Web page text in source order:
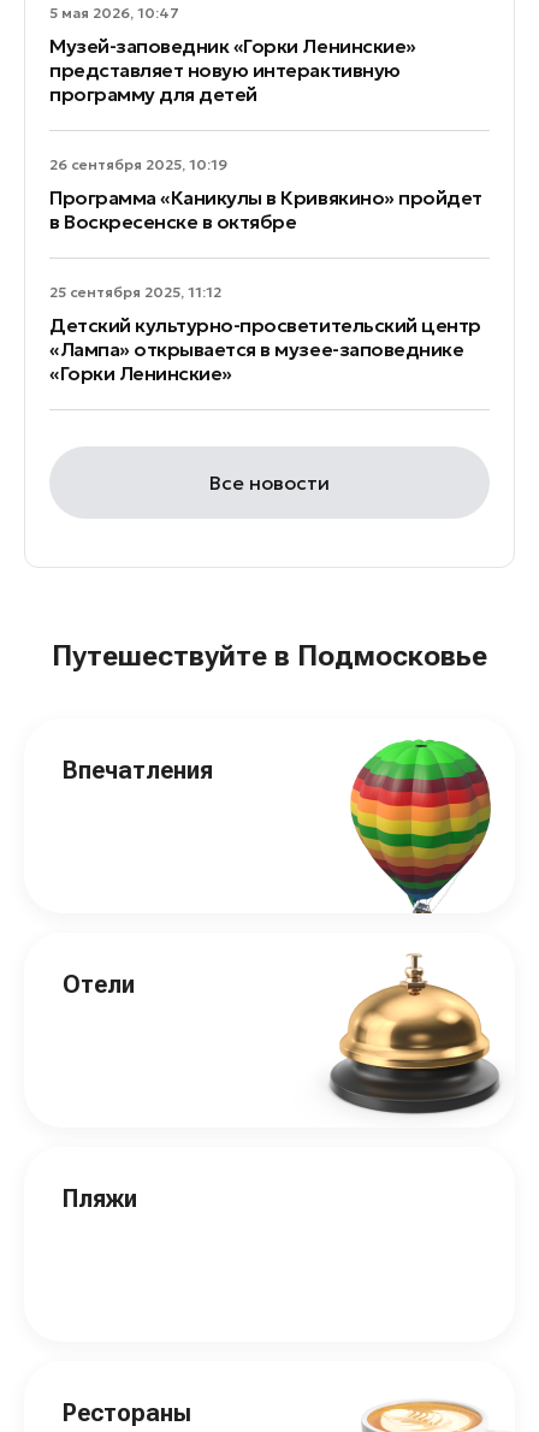
5 мая 2026, 10:47
Музей-заповедник «Горки Ленинские»
представляет новую интерактивную
программу для детей
26 сентября 2025, 10:19
Программа «Каникулы в Кривякино» пройдет
в Воскресенске в октябре
25 сентября 2025, 11:12
Детский культурно-просветительский центр
«Лампа» открывается в музее-заповеднике
«Горки Ленинские»
Все новости
Путешествуйте в Подмосковье
Впечатления
Отели
Пляжи
Рестораны